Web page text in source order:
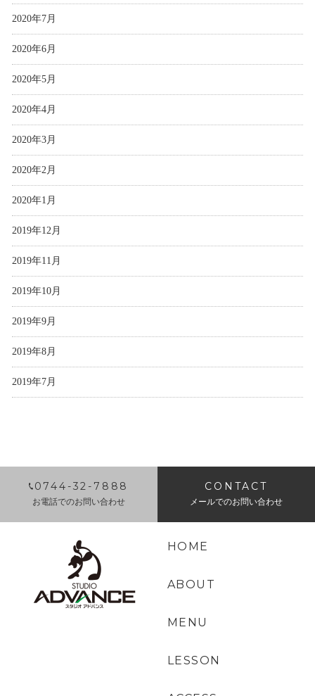
2020年7月
2020年6月
2020年5月
2020年4月
2020年3月
2020年2月
2020年1月
2019年12月
2019年11月
2019年10月
2019年9月
2019年8月
2019年7月
0744-32-7888
お電話でのお問い合わせ
CONTACT
メールでのお問い合わせ
HOME
ABOUT
MENU
LESSON